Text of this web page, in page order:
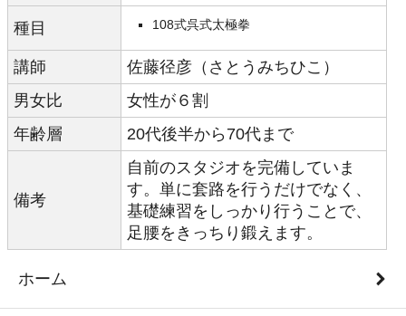
種目 108式呉式太極拳
講師
佐藤径彦（さとうみちひこ）
男女比
女性が６割
年齢層
20代後半から70代まで
備考
自前のスタジオを完備していま
す。単に套路を行うだけでなく、
基礎練習をしっかり行うことで、
足腰をきっちり鍛えます。
ホーム